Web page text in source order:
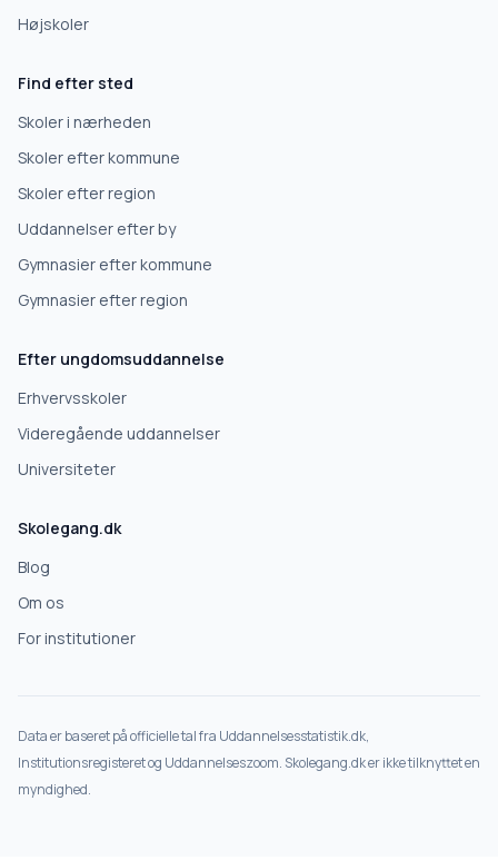
Højskoler
Find efter sted
Skoler i nærheden
Skoler efter kommune
Skoler efter region
Uddannelser efter by
Gymnasier efter kommune
Gymnasier efter region
Efter ungdomsuddannelse
Erhvervsskoler
Videregående uddannelser
Universiteter
Skolegang.dk
Blog
Om os
For institutioner
Data er baseret på officielle tal fra Uddannelsesstatistik.dk,
Institutionsregisteret og Uddannelseszoom. Skolegang.dk er ikke tilknyttet en
myndighed.